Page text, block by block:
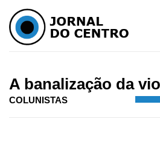
A banalização da
COLUNISTAS